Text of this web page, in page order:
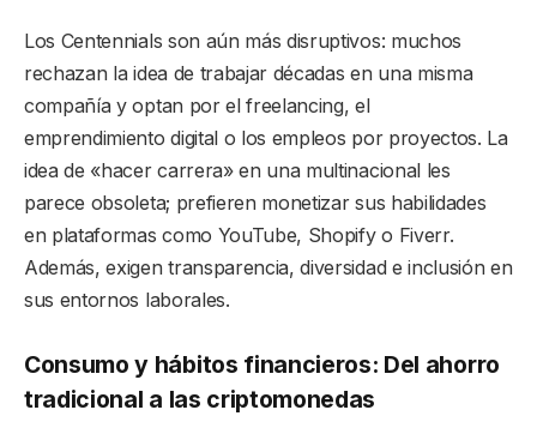
Los Centennials son aún más disruptivos: muchos
rechazan la idea de trabajar décadas en una misma
compañía y optan por el freelancing, el
emprendimiento digital o los empleos por proyectos. La
idea de «hacer carrera» en una multinacional les
parece obsoleta; prefieren monetizar sus habilidades
en plataformas como YouTube, Shopify o Fiverr.
Además, exigen transparencia, diversidad e inclusión en
sus entornos laborales.
Consumo y hábitos financieros: Del ahorro
tradicional a las criptomonedas